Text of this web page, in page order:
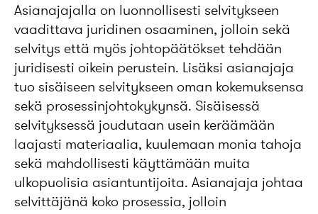
Asianajajalla on luonnollisesti selvitykseen
vaadittava juridinen osaaminen, jolloin sekä
selvitys että myös johtopäätökset tehdään
juridisesti oikein perustein. Lisäksi asianajaja
tuo sisäiseen selvitykseen oman kokemuksensa
sekä prosessinjohtokykynsä. Sisäisessä
selvityksessä joudutaan usein keräämään
laajasti materiaalia, kuulemaan monia tahoja
sekä mahdollisesti käyttämään muita
ulkopuolisia asiantuntijoita. Asianajaja johtaa
selvittäjänä koko prosessia, jolloin